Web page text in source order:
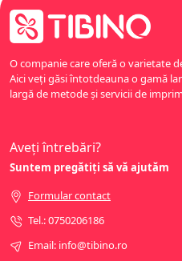
O companie care oferă o varietate
Aici veți găsi întotdeauna o gamă
largă de metode și servicii de
Aveți întrebări?
Suntem pregătiți să vă ajutăm
Formular contact
Tel.: 0750206186
Email: info@tibino.ro